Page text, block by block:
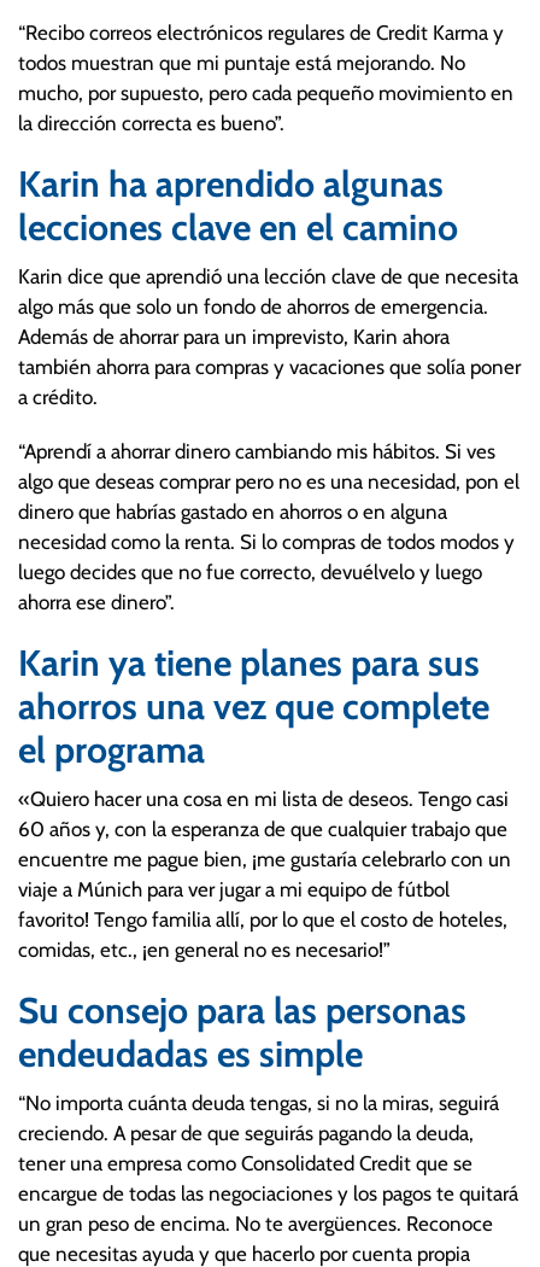
“Recibo correos electrónicos regulares de Credit Karma y
todos muestran que mi puntaje está mejorando. No
mucho, por supuesto, pero cada pequeño movimiento en
la dirección correcta es bueno”.
Karin ha aprendido algunas
lecciones clave en el camino
Karin dice que aprendió una lección clave de que necesita
algo más que solo un fondo de ahorros de emergencia.
Además de ahorrar para un imprevisto, Karin ahora
también ahorra para compras y vacaciones que solía poner
a crédito.
“Aprendí a ahorrar dinero cambiando mis hábitos. Si ves
algo que deseas comprar pero no es una necesidad, pon el
dinero que habrías gastado en ahorros o en alguna
necesidad como la renta. Si lo compras de todos modos y
luego decides que no fue correcto, devuélvelo y luego
ahorra ese dinero”.
Karin ya tiene planes para sus
ahorros una vez que complete
el programa
«Quiero hacer una cosa en mi lista de deseos. Tengo casi
60 años y, con la esperanza de que cualquier trabajo que
encuentre me pague bien, ¡me gustaría celebrarlo con un
viaje a Múnich para ver jugar a mi equipo de fútbol
favorito! Tengo familia allí, por lo que el costo de hoteles,
comidas, etc., ¡en general no es necesario!”
Su consejo para las personas
endeudadas es simple
“No importa cuánta deuda tengas, si no la miras, seguirá
creciendo. A pesar de que seguirás pagando la deuda,
tener una empresa como Consolidated Credit que se
encargue de todas las negociaciones y los pagos te quitará
un gran peso de encima. No te avergüences. Reconoce
que necesitas ayuda y que hacerlo por cuenta propia